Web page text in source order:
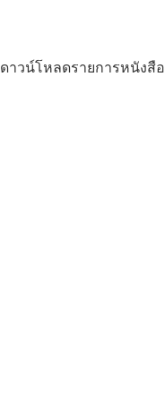
ดาวน์โหลดรายการหนังสือ